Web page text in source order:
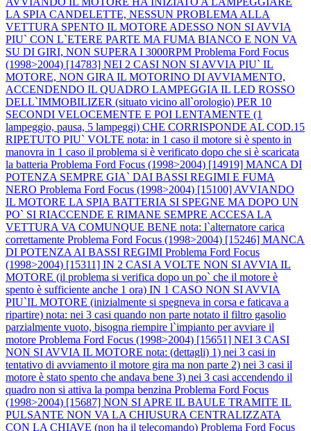
LA SPIA CANDELETTE, NESSUN PROBLEMA ALLA
VETTURA SPENTO IL MOTORE ADESSO NON SI AVVIA
PIU` CON L`ETERE PARTE MA FUMA BIANCO E NON VA
SU DI GIRI, NON SUPERA I 3000RPM Problema Ford Focus
(1998>2004) [14783] NEI 2 CASI NON SI AVVIA PIU` IL
MOTORE, NON GIRA IL MOTORINO DI AVVIAMENTO,
ACCENDENDO IL QUADRO LAMPEGGIA IL LED ROSSO
DELL`IMMOBILIZER (situato vicino all`orologio) PER 10
SECONDI VELOCEMENTE E POI LENTAMENTE (1
lampeggio, pausa, 5 lampeggi) CHE CORRISPONDE AL COD.15
RIPETUTO PIU` VOLTE nota: in 1 caso il motore si è spento in
manovra in 1 caso il problema si è verificato dopo che si è scaricata
la batteria Problema Ford Focus (1998>2004) [14919] MANCA DI
POTENZA SEMPRE GIA` DAI BASSI REGIMI E FUMA
NERO Problema Ford Focus (1998>2004) [15100] AVVIANDO
IL MOTORE LA SPIA BATTERIA SI SPEGNE MA DOPO UN
PO` SI RIACCENDE E RIMANE SEMPRE ACCESA LA
VETTURA VA COMUNQUE BENE nota: l`alternatore carica
correttamente Problema Ford Focus (1998>2004) [15246] MANCA
DI POTENZA AI BASSI REGIMI Problema Ford Focus
(1998>2004) [15311] IN 2 CASI A VOLTE NON SI AVVIA IL
MOTORE (il problema si verifica dopo un po` che il motore è
spento è sufficiente anche 1 ora) IN 1 CASO NON SI AVVIA
PIU`IL MOTORE (inizialmente si spegneva in corsa e faticava a
ripartire) nota: nei 3 casi quando non parte notato il filtro gasolio
parzialmente vuoto, bisogna riempire l`impianto per avviare il
motore Problema Ford Focus (1998>2004) [15651] NEI 3 CASI
NON SI AVVIA IL MOTORE nota: (dettagli) 1) nei 3 casi in
tentativo di avviamento il motore gira ma non parte 2) nei 3 casi il
motore è stato spento che andava bene 3) nei 3 casi accendendo il
quadro non si attiva la pompa benzina Problema Ford Focus
(1998>2004) [15687] NON SI APRE IL BAULE TRAMITE IL
PULSANTE NON VA LA CHIUSURA CENTRALIZZATA
CON LA CHIAVE (non ha il telecomando) Problema Ford Focus